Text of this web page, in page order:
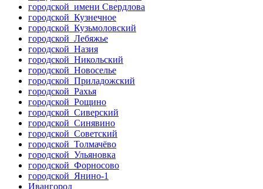
городской имени Свердлова
городской Кузнечное
городской Кузьмоловский
городской Лебяжье
городской Назия
городской Никольский
городской Новоселье
городской Приладожский
городской Рахья
городской Рощино
городской Сиверский
городской Синявино
городской Советский
городской Толмачёво
городской Ульяновка
городской Форносово
городской Янино-1
Ивангород